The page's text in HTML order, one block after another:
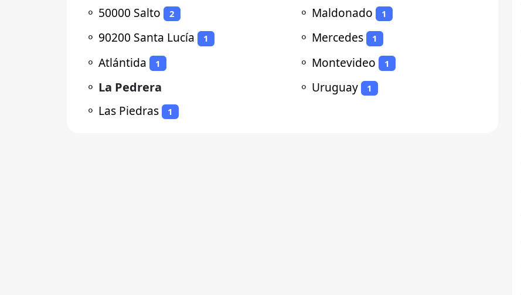
⚬ 50000 Salto 2
⚬ 90200 Santa Lucía 1
⚬ Atlántida 1
⚬ La Pedrera
⚬ Las Piedras 1
⚬ Maldonado 1
⚬ Mercedes 1
⚬ Montevideo 1
⚬ Uruguay 1